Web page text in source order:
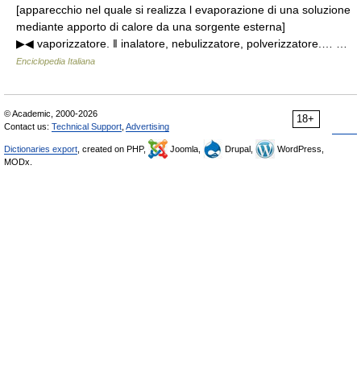
[apparecchio nel quale si realizza l evaporazione di una soluzione
mediante apporto di calore da una sorgente esterna]
▶◀ vaporizzatore. ‖ inalatore, nebulizzatore, polverizzatore.… …
Enciclopedia Italiana
18+
© Academic, 2000-2026
Contact us: Technical Support Advertising
Dictionaries export , created on PHP, Joomla, Drupal,
WordPress,
MODx.